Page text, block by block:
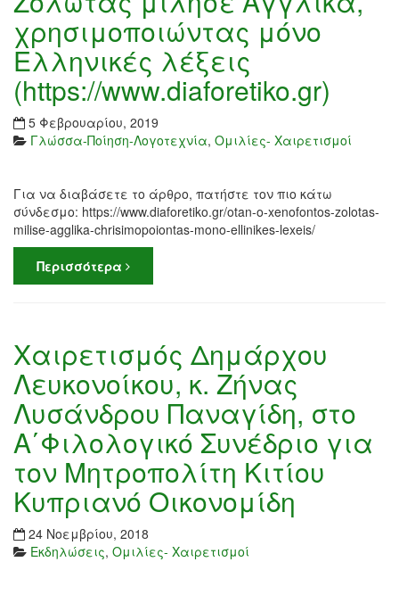
χρησιμοποιώντας μόνο
Ελληνικές λέξεις
(https://www.diaforetiko.gr)
5 Φεβρουαρίου, 2019
Γλώσσα-Ποίηση-Λογοτεχνία, Ομιλίες- Χαιρετισμοί
Για να διαβάσετε το άρθρο, πατήστε τον πιο κάτω
σύνδεσμο: https://www.diaforetiko.gr/otan-o-xenofontos-zolotas-
milise-agglika-chrisimopoiontas-mono-ellinikes-lexeis/
Περισσότερα
Χαιρετισμός Δημάρχου
Λευκονοίκου, κ. Ζήνας
Λυσάνδρου Παναγίδη, στο
Α΄Φιλολογικό Συνέδριο για
τον Μητροπολίτη Κιτίου
Κυπριανό Οικονομίδη
24 Νοεμβρίου, 2018
Εκδηλώσεις, Ομιλίες- Χαιρετισμοί